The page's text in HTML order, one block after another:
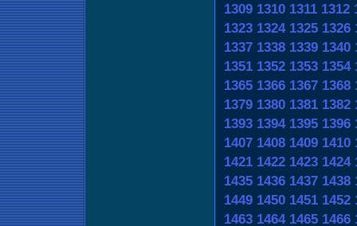
1309 1310 1311 1312
1323 1324 1325 1326
1337 1338 1339 1340
1351 1352 1353 1354
1365 1366 1367 1368
1379 1380 1381 1382
1393 1394 1395 1396
1407 1408 1409 1410
1421 1422 1423 1424
1435 1436 1437 1438
1449 1450 1451 1452
1463 1464 1465 1466